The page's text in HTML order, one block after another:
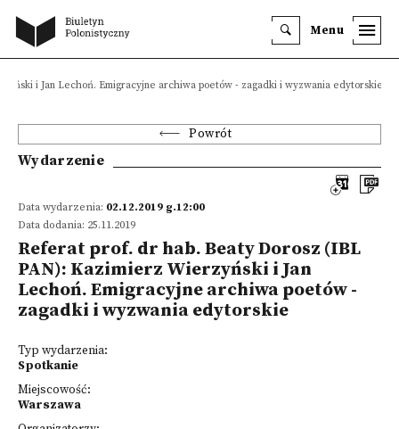
Menu
i Jan Lechoń. Emigracyjne archiwa poetów - zagadki i wyzwania edytorskie
Powrót
Wydarzenie
Data wydarzenia: 02.12.2019 g.12:00
Data dodania: 25.11.2019
Referat prof. dr hab. Beaty Dorosz (IBL
PAN): Kazimierz Wierzyński i Jan
Lechoń. Emigracyjne archiwa poetów -
zagadki i wyzwania edytorskie
Typ wydarzenia:
Spotkanie
Miejscowość:
Warszawa